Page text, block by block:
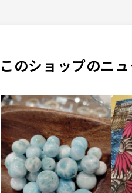
このショップのニ